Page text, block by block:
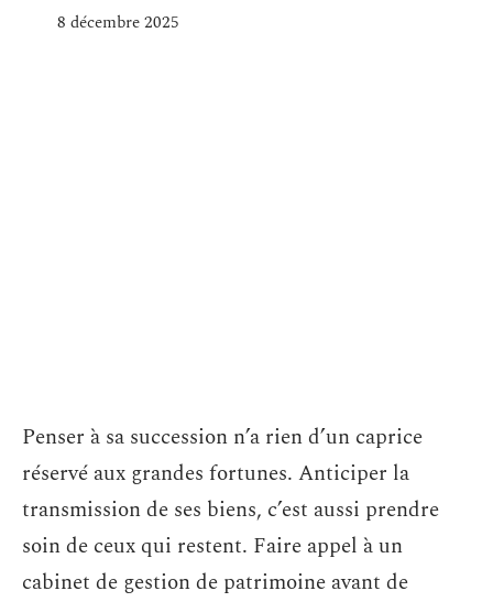
8 décembre 2025
Penser à sa succession n’a rien d’un caprice
réservé aux grandes fortunes. Anticiper la
transmission de ses biens, c’est aussi prendre
soin de ceux qui restent. Faire appel à un
cabinet de gestion de patrimoine avant de